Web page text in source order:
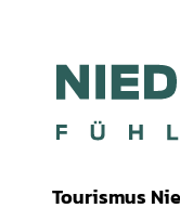
Tourismus